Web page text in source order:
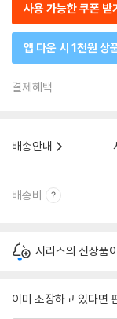
사용 가능한 쿠폰 받
앱 다운 시 1천원 상
결제혜택
배송안내
배송비
시리즈의 신상품
이미 소장하고 있다면